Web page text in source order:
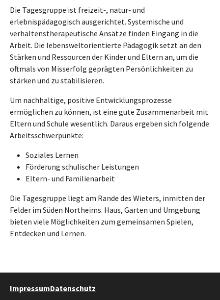
Die Tagesgruppe ist freizeit-, natur- und
erlebnispädagogisch ausgerichtet. Systemische und
verhaltenstherapeutische Ansätze finden Eingang in die
Arbeit. Die lebensweltorientierte Pädagogik setzt an den
Stärken und Ressourcen der Kinder und Eltern an, um die
oftmals von Misserfolg geprägten Persönlichkeiten zu
stärken und zu stabilisieren.
Um nachhaltige, positive Entwicklungsprozesse
ermöglichen zu können, ist eine gute Zusammenarbeit mit
Eltern und Schule wesentlich. Daraus ergeben sich folgende
Arbeitsschwerpunkte:
Soziales Lernen
Förderung schulischer Leistungen
Eltern- und Familienarbeit
Die Tagesgruppe liegt am Rande des Wieters, inmitten der
Felder im Süden Northeims. Haus, Garten und Umgebung
bieten viele Möglichkeiten zum gemeinsamen Spielen,
Entdecken und Lernen.
ImpressumDatenschutz